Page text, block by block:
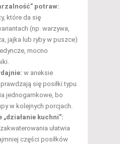
potraw:
które da się
(np. warzywa,
jajka lub ryby w puszce)
mocno
w aneksie
się posiłki typu
jednogarnkowe, bo
w kolejnych porcjach.
kuchni”:
ułatwia
części posiłków